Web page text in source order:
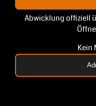
Abwicklung offiziell
Kein